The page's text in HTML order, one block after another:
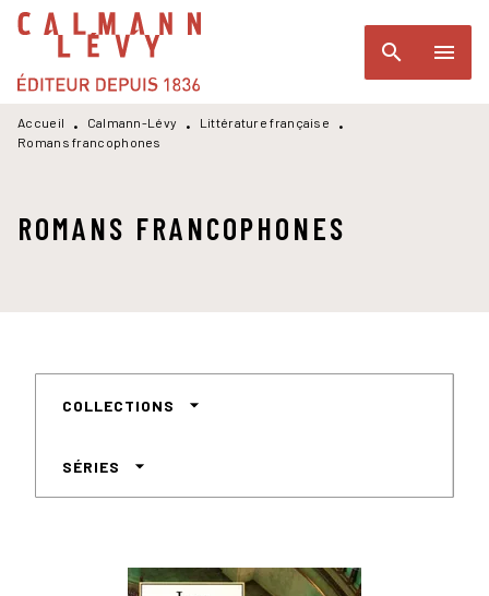
MENU RECHERCHE
PIED DE PAGE
search menu
Accueil • Calmann-Lévy • Littérature française
•
Romans francophones
ROMANS FRANCOPHONES
COLLECTIONS arrow_drop_down
SÉRIES arrow_drop_down